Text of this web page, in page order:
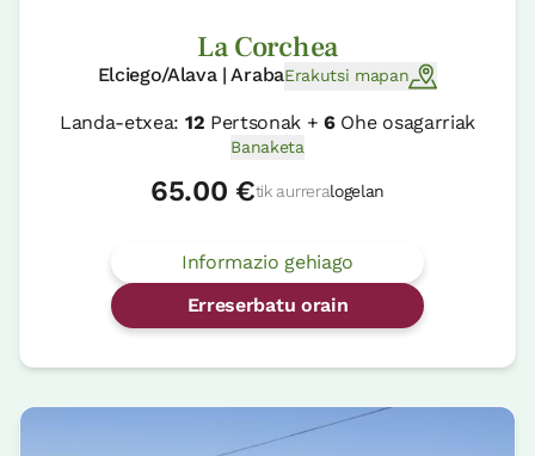
La Corchea
Elciego/Alava | ArabaErakutsi mapan
Landa-etxea: 12 Pertsonak +6Ohe osagarriak
Banaketa
65.00 €tik aurreralogelan
Informazio gehiago
Erreserbatu orain